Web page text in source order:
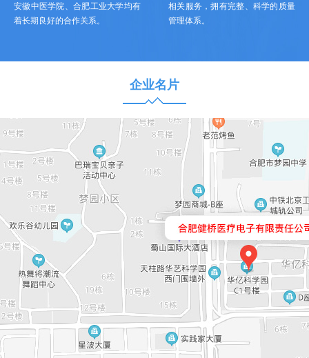
安徽中医学院、合肥工业大学均有
着长期良好的合作关系。
相关服务，拥有完整、科学的质量
管理体系。
企业名片